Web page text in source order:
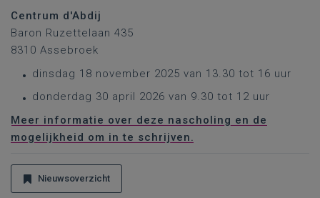
Centrum d'Abdij
Baron Ruzettelaan 435
8310 Assebroek
dinsdag 18 november 2025 van 13.30 tot 16 uur
donderdag 30 april 2026 van 9.30 tot 12 uur
Meer informatie over deze nascholing en de
mogelijkheid om in te schrijven.
Nieuwsoverzicht